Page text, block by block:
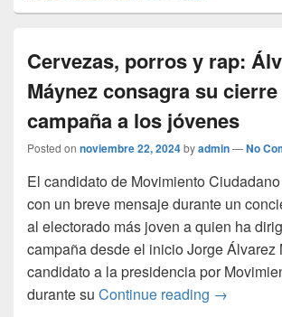
Cervezas, porros y rap:
Máynez consagra su
campaña a los jóvenes
Posted on noviembre 22, 2024byadmin—No
El candidato de Movimiento
con un breve mensaje durante un
al electorado más joven a quien ha
campaña desde el inicio Jorge Álvarez
candidato a la presidencia por
durante su Continue reading →